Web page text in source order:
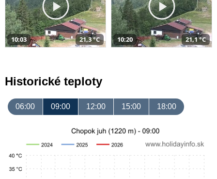
10:03 21,3 °C 10:20 21,1 °C
Historické teploty
06:00 09:00 12:00 15:00 18:00